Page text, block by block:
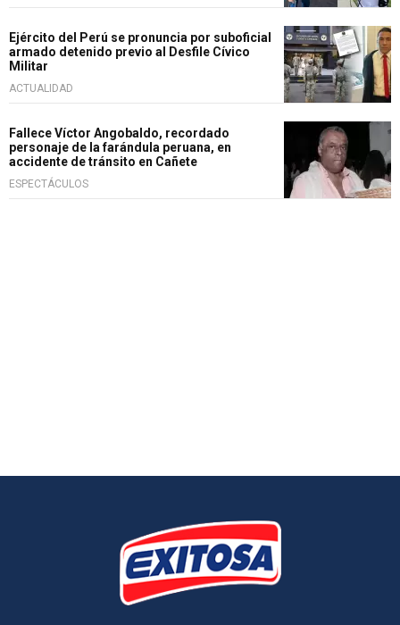
Ejército del Perú se pronuncia por suboficial
armado detenido previo al Desfile Cívico
Militar
ACTUALIDAD
Fallece Víctor Angobaldo, recordado
personaje de la farándula peruana, en
accidente de tránsito en Cañete
ESPECTÁCULOS